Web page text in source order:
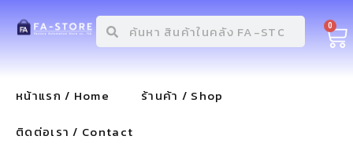
0
หน้าแรก / Home
ร้านค้า / Shop
ติดต่อเรา / Contact